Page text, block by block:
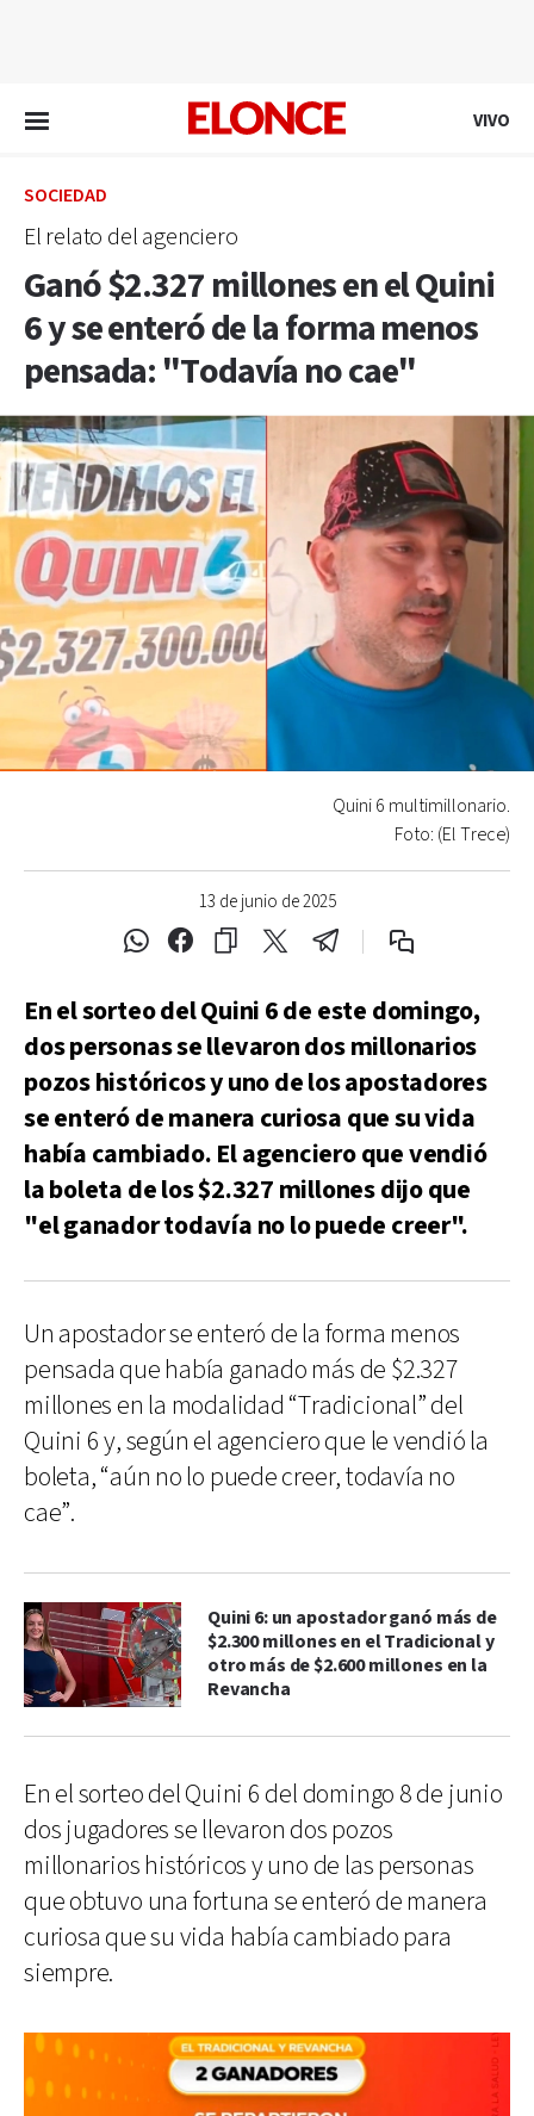
VIVO
SOCIEDAD
El relato del agenciero
Ganó $2.327 millones en el Quini
6 y se enteró de la forma menos
pensada: "Todavía no cae"
13 de junio de 2025
Quini 6 multimillonario.
Foto: (El Trece)
En el sorteo del Quini 6 de este domingo,
dos personas se llevaron dos millonarios
pozos históricos y uno de los apostadores
se enteró de manera curiosa que su vida
había cambiado. El agenciero que vendió
la boleta de los $2.327 millones dijo que
"el ganador todavía no lo puede creer".
Un apostador se enteró de la forma menos
pensada que había ganado más de $2.327
millones en la modalidad “Tradicional” del
Quini 6 y, según el agenciero que le vendió la
boleta, “aún no lo puede creer, todavía no
cae”.
Quini 6: un apostador ganó más de
$2.300 millones en el Tradicional y
otro más de $2.600 millones en la
Revancha
En el sorteo del Quini 6 del domingo 8 de junio
dos jugadores se llevaron dos pozos
millonarios históricos y uno de las personas
que obtuvo una fortuna se enteró de manera
curiosa que su vida había cambiado para
siempre.